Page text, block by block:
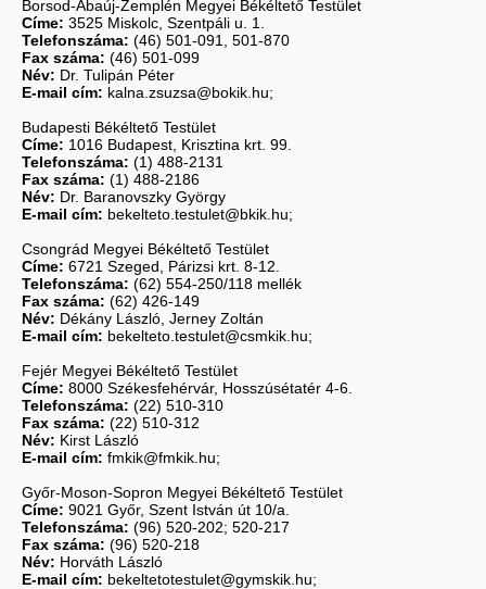
Borsod-Abaúj-Zemplén Megyei Békéltető Testület
Címe: 3525 Miskolc, Szentpáli u. 1.
Telefonszáma: (46) 501-091, 501-870
Fax száma: (46) 501-099
Név: Dr. Tulipán Péter
E-mail cím: kalna.zsuzsa@bokik.hu;
Budapesti Békéltető Testület
Címe: 1016 Budapest, Krisztina krt. 99.
Telefonszáma: (1) 488-2131
Fax száma: (1) 488-2186
Név: Dr. Baranovszky György
E-mail cím: bekelteto.testulet@bkik.hu;
Csongrád Megyei Békéltető Testület
Címe: 6721 Szeged, Párizsi krt. 8-12.
Telefonszáma: (62) 554-250/118 mellék
Fax száma: (62) 426-149
Név: Dékány László, Jerney Zoltán
E-mail cím: bekelteto.testulet@csmkik.hu;
Fejér Megyei Békéltető Testület
Címe: 8000 Székesfehérvár, Hosszúsétatér 4-6.
Telefonszáma: (22) 510-310
Fax száma: (22) 510-312
Név: Kirst László
E-mail cím: fmkik@fmkik.hu;
Győr-Moson-Sopron Megyei Békéltető Testület
Címe: 9021 Győr, Szent István út 10/a.
Telefonszáma: (96) 520-202; 520-217
Fax száma: (96) 520-218
Név: Horváth László
E-mail cím: bekeltetotestulet@gymskik.hu;